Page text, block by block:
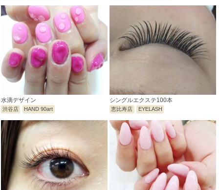
水滴デザイン
渋谷店 HAND 90art
シングルエクステ100本
恵比寿店 EYELASH